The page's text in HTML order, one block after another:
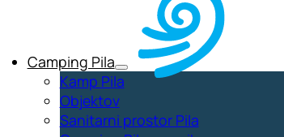
Camping Pila
Kamp Pila
Objektov
Sanitarni prostor Pila